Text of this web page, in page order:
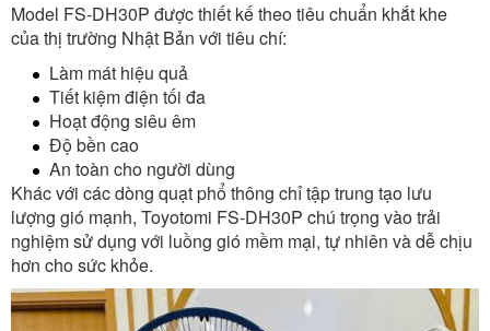
Model FS-DH30P được thiết kế theo tiêu chuẩn khắt khe
của thị trường Nhật Bản với tiêu chí:
Làm mát hiệu quả
Tiết kiệm điện tối đa
Hoạt động siêu êm
Độ bền cao
An toàn cho người dùng
Khác với các dòng quạt phổ thông chỉ tập trung tạo lưu
lượng gió mạnh, Toyotomi FS-DH30P chú trọng vào trải
nghiệm sử dụng với luồng gió mềm mại, tự nhiên và dễ chịu
hơn cho sức khỏe.